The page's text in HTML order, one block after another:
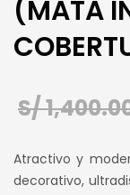
(MATA
S/
Atractivo y
decorativo,